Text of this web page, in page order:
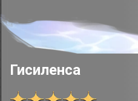
Гисиленса